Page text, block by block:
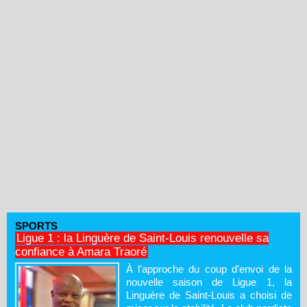
SPORTS
Ligue 1 : la Linguère de Saint-Louis renouvelle sa
confiance à Amara Traoré
À l’approche du coup d’envoi de la
nouvelle saison de Ligue 1, la
Linguère de Saint-Louis a choisi de